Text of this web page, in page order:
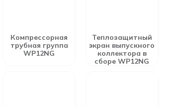
Компрессорная
трубная группа
WP12NG
Теплозащитный
экран выпускного
коллектора в
сборе WP12NG